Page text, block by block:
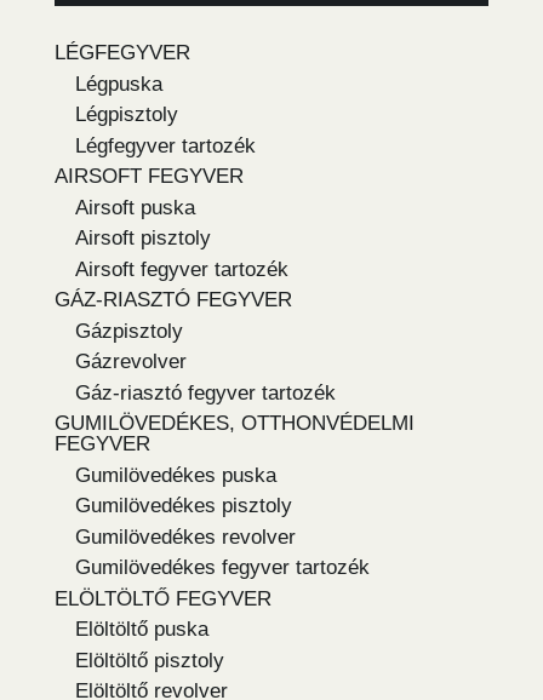
LÉGFEGYVER
Légpuska
Légpisztoly
Légfegyver tartozék
AIRSOFT FEGYVER
Airsoft puska
Airsoft pisztoly
Airsoft fegyver tartozék
GÁZ-RIASZTÓ FEGYVER
Gázpisztoly
Gázrevolver
Gáz-riasztó fegyver tartozék
GUMILÖVEDÉKES, OTTHONVÉDELMI
FEGYVER
Gumilövedékes puska
Gumilövedékes pisztoly
Gumilövedékes revolver
Gumilövedékes fegyver tartozék
ELÖLTÖLTŐ FEGYVER
Elöltöltő puska
Elöltöltő pisztoly
Elöltöltő revolver